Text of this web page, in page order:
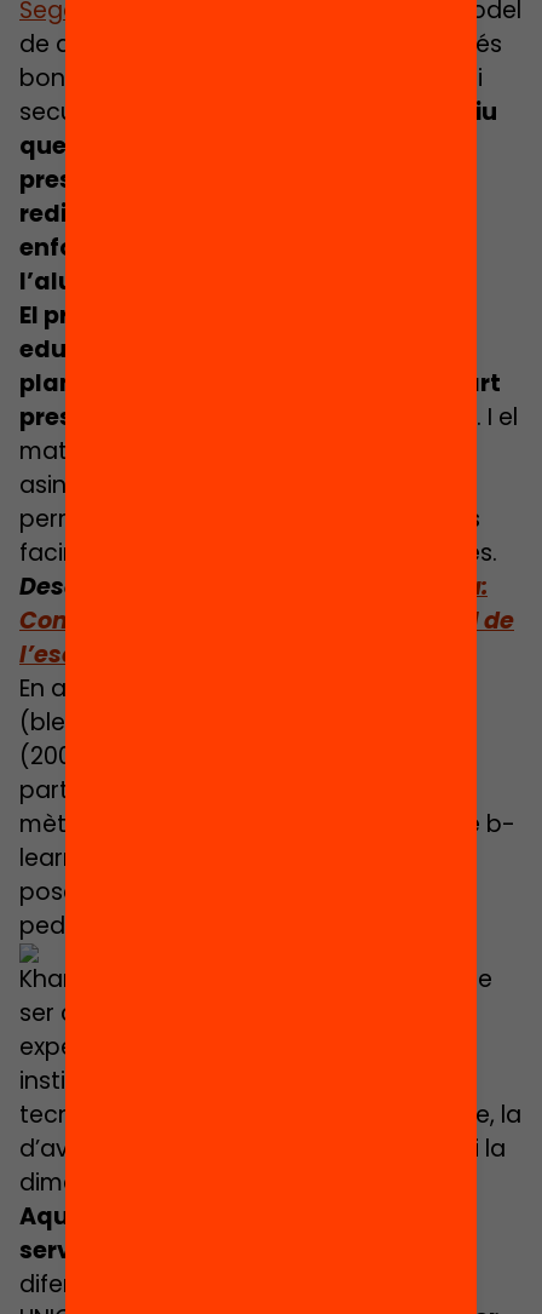
Segons diversos estudis
, l’híbrid és el model
de digitalització educativa que dona més
bons resultats en els nivells de primària i
secundària.
Pot ser fins i tot més efectiu
que l’aprenentatge purament
presencial, si es fa un esforç en el
redisseny de les activitats amb un
enfocament més actiu i centrat en
l’alumnat.
El principal repte d’aquest model
educatiu és que necessita una
planificació acurada que integri la part
presencial i la virtual, com un continu . I el
mateix amb els moments de sincronia i
asincronia, establint els vincles que
permetran enllaçar les activitats que es
facin en un entorn i temps amb els altres.
Descarrega l’informe
Educació híbrida:
Com impulsar la transformació digital de
l’escola
En aquest sentit, el model b-learning
(blended-learning) Octogonal de Khan
(2007) ens serveix com a bon punt de
partida general per revisar els diferents
mètodes basats en models híbrids o de b-
learning (flipped-classroom, p. ex.) que
posen un èmfasi explícit a la dimensió
pedagògica.
Khan exposa vuit dimensions que han de
ser considerades en el disseny d’una
experiència formativa b-learning: la
institucional, la pedagògica, la
tecnològica, la de disseny de la interfície, la
d’avaluació, gestió, recursos de suport i la
dimensió ètica.
Aquestes dimensions són les que han
servit d’inspiració
diferents informes de l’OCDE, UNESCO i